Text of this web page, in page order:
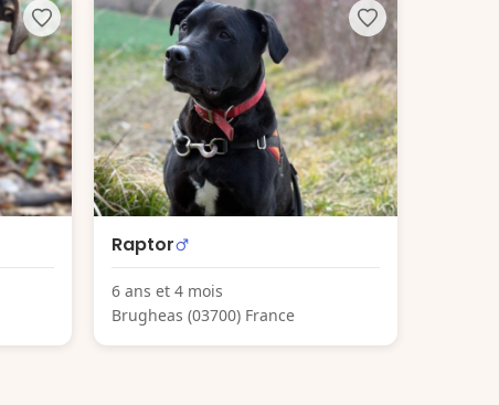
Raptor
6 ans et 4 mois
Brugheas (03700) France